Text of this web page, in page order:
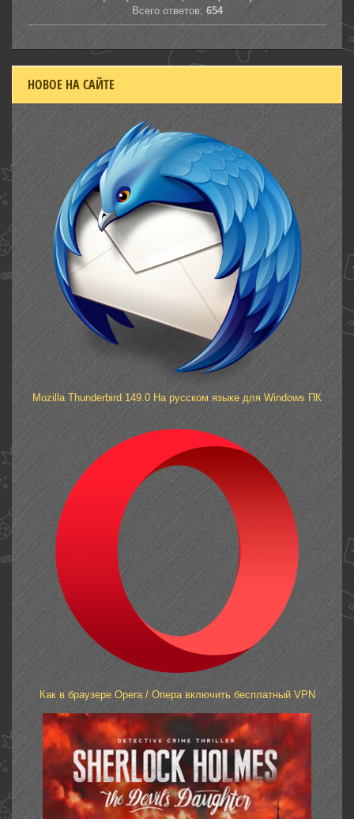
Всего ответов: 654
НОВОЕ НА САЙТЕ
Mozilla Thunderbird 149.0 На русском языке для Windows ПК
Как в браузере Opera / Опера включить бесплатный VPN